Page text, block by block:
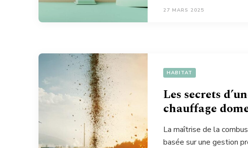
27 MARS 2025
HABITAT
Les secrets
chauffage
La maîtrise de la
basée sur une gestion